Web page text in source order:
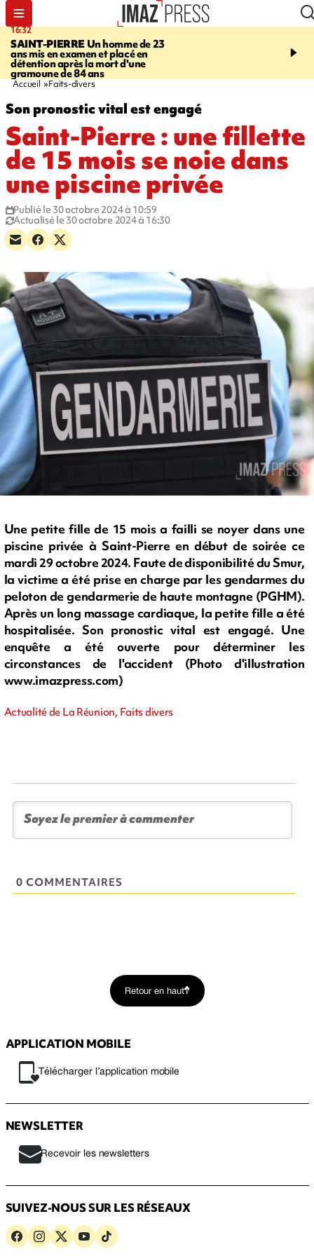
16:32
SAINT-PIERREUn homme de 23
ans mis en examen et placé en
détention après la mort d'une
gramoune de 84 ans
21:08
et Turquie scellent un
Accueil Faits-divers
Son pronostic vital est engagé
Saint-Pierre : une fillette
de 15 mois se noie dans
une piscine privée
Publié le 30 octobre 2024 à 10:59
Actualisé le 30 octobre 2024 à 16:30
Une petite fille de 15 mois a failli se noyer dans une
piscine privée à Saint-Pierre en début de soirée ce
mardi 29 octobre 2024. Faute de disponibilité du Smur,
la victime a été prise en charge par les gendarmes du
peloton de gendarmerie de haute montagne (PGHM).
Après un long massage cardiaque, la petite fille a été
hospitalisée. Son pronostic vital est engagé. Une
enquête a été ouverte pour déterminer les
circonstances de l'accident (Photo d'illustration
www.imazpress.com)
Actualité de La Réunion, Faits divers
0 COMMENTAIRES
Retour en haut
APPLICATION MOBILE
Télécharger l’application mobile
NEWSLETTER
Recevoir les newsletters
SUIVEZ-NOUS SUR LES RÉSEAUX